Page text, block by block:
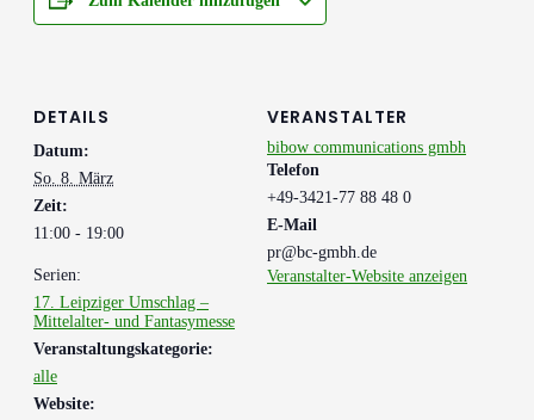
DETAILS
Datum:
So. 8. März
Zeit:
11:00 - 19:00
Serien:
17. Leipziger Umschlag –
Mittelalter- und Fantasymesse
Veranstaltungskategorie:
alle
Website:
VERANSTALTER
bibow communications gmbh
Telefon
+49-3421-77 88 48 0
E-Mail
pr@bc-gmbh.de
Veranstalter-Website anzeigen